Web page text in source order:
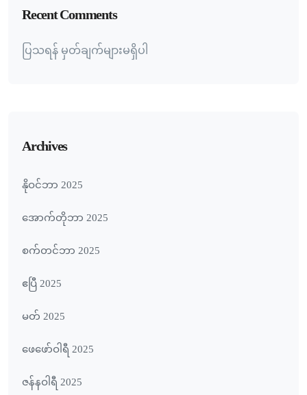
Recent Comments
ပြသရန် မှတ်ချက်များမရှိပါ
Archives
နိုဝင်ဘာ 2025
အောက်တိုဘာ 2025
စက်တင်ဘာ 2025
ဧပြီ 2025
မတ် 2025
ဖေ‌ဖော်ဝါရီ 2025
ဇန်နဝါရီ 2025